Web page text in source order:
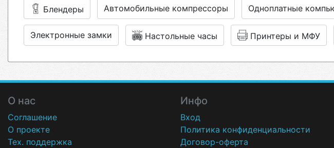
Блендеры Автомобильные компрессоры Одноплатные
Электронные замки Настольные часы Принтеры и МФУ
О нас
Соглашение
О проекте
Тех. поддержка
Инфо
Вход
Политика конфиденциальности
Договор-оферта